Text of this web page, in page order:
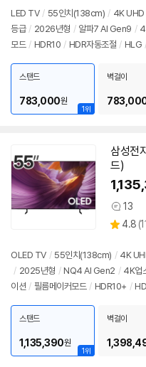
가
점
LED TV / 55인치 (138cm) / 4K UHD
등급 / 2026년형 / 알파7 AI Gen9 /
모드 / HDR10 / HDR자동조절 / HLG
1위
스탠드
783,000원
벽걸이
삼성전
드)
상
품
견
13
별
4.8 (
OLED TV / 55인치 (138cm) / 4K
/ 2025년형 / NQ4 AI Gen2 / 4K업
이션 / 필름메이커모드 / HDR10+ /
390,000원
1위
스탠드
1,135,390원
벽걸이